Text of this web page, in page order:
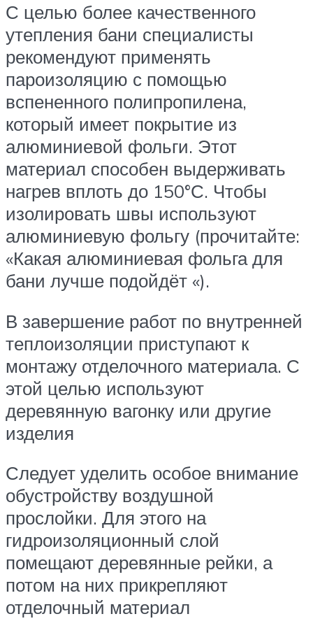
С целью более качественного
утепления бани специалисты
рекомендуют применять
пароизоляцию с помощью
вспененного полипропилена,
который имеет покрытие из
алюминиевой фольги. Этот
материал способен выдерживать
нагрев вплоть до 150°С. Чтобы
изолировать швы используют
алюминиевую фольгу (прочитайте:
«Какая алюминиевая фольга для
бани лучше подойдёт «).
В завершение работ по внутренней
теплоизоляции приступают к
монтажу отделочного материала. С
этой целью используют
деревянную вагонку или другие
изделия
Следует уделить особое внимание
обустройству воздушной
прослойки. Для этого на
гидроизоляционный слой
помещают деревянные рейки, а
потом на них прикрепляют
отделочный материал